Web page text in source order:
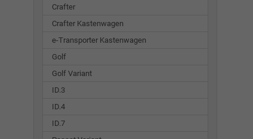
Crafter
Crafter Kastenwagen
e-Transporter Kastenwagen
Golf
Golf Variant
ID.3
ID.4
ID.7